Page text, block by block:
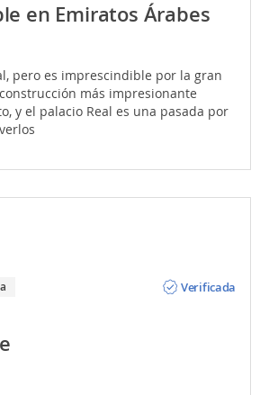
en Emiratos Árabes
pero es imprescindible por la gran
más impresionante
y el palacio Real es una pasada por
Verificada